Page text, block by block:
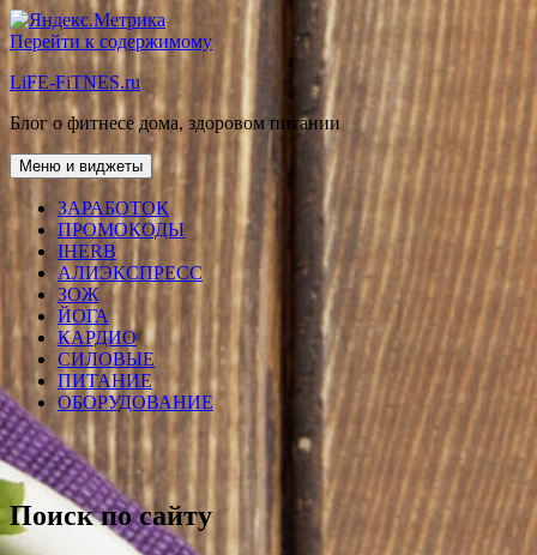
Перейти к содержимому
LiFE-FiTNES.ru
Блог о фитнесе дома, здоровом питании
Меню и виджеты
ЗАРАБОТОК
ПРОМОКОДЫ
IHERB
АЛИЭКСПРЕСС
ЗОЖ
ЙОГА
КАРДИО
СИЛОВЫЕ
ПИТАНИЕ
ОБОРУДОВАНИЕ
Поиск по сайту